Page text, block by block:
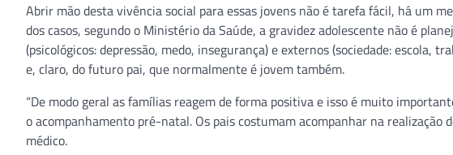
Abrir mão desta vivência social para essas jovens não é tarefa fácil, há um
dos casos, segundo o Ministério da Saúde, a gravidez adolescente não é
(psicológicos: depressão, medo, insegurança) e externos (sociedade: escola,
e, claro, do futuro pai, que normalmente é jovem também.
“De modo geral as famílias reagem de forma positiva e isso é muito
o acompanhamento pré-natal. Os pais costumam acompanhar na realização
médico.